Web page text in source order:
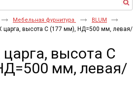
Мебельная фурнитура
BLUM
царга, высота C (177 мм), НД=500 мм, левая/
царга, высота C
мм, левая/